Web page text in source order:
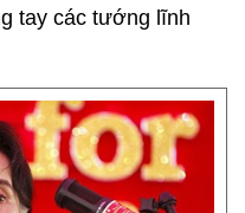
tay các tướng lĩnh